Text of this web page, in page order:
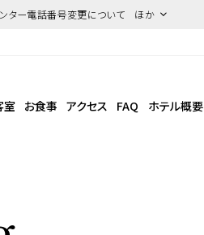
ンター電話番号変更について ほか
室 お食事 アクセス FAQ ホテル概要